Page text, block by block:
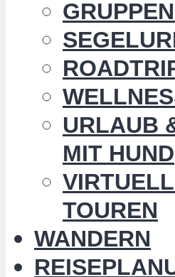
URLAUB
MIT HUND
TOUREN
WANDERN